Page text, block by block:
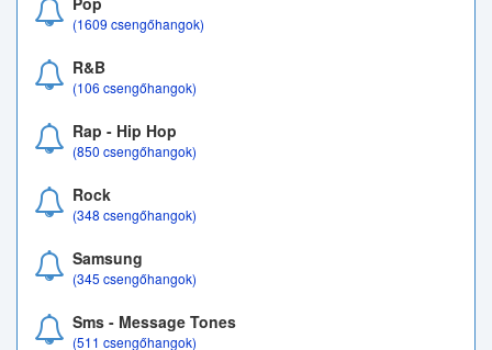
(1609 csengőhangok)
R&B
(106 csengőhangok)
Rap - Hip Hop
(850 csengőhangok)
Rock
(348 csengőhangok)
Samsung
(345 csengőhangok)
Sms - Message Tones
(511 csengőhangok)